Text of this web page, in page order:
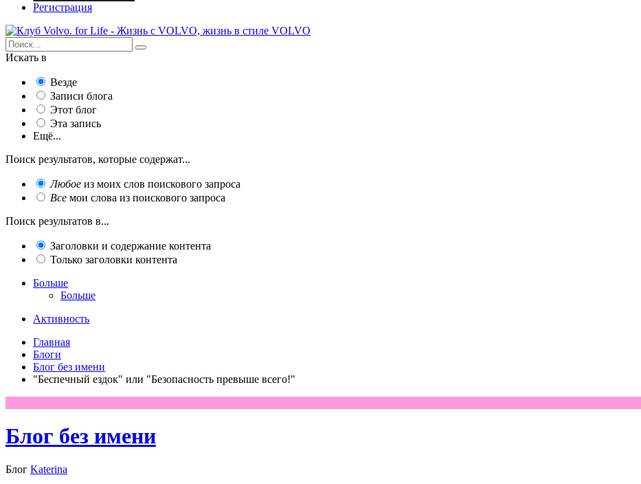
Регистрация
Искать в
Везде
Записи блога
Этот блог
Эта запись
Ещё...
Поиск результатов, которые содержат...
Любое из моих слов поискового запроса
Все мои слова из поискового запроса
Поиск результатов в...
Заголовки и содержание контента
Только заголовки контента
Больше
Больше
Активность
Главная
Блоги
Блог без имени
"Беспечный ездок" или "Безопасность превыше всего!"
Блог без имени
Блог Katerina